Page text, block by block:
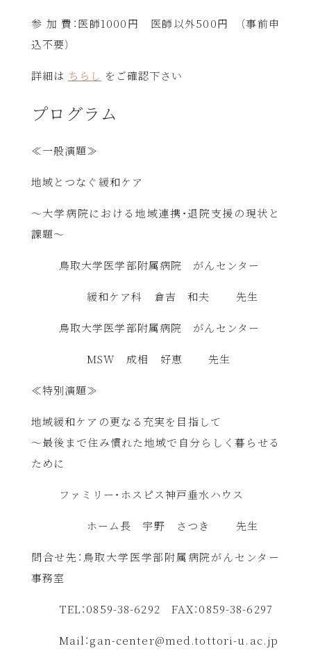
参 加 費：医師1000円 医師以外500円 （事前申
込不要）
詳細は ちらし をご確認下さい
プログラム
≪一般演題≫
地域とつなぐ緩和ケア
～大学病院における地域連携・退院支援の現状と
課題～
鳥取大学医学部附属病院 がんセンター
緩和ケア科 倉吉 和夫 先生
鳥取大学医学部附属病院 がんセンター
MSW 成相 好恵 先生
≪特別演題≫
地域緩和ケアの更なる充実を目指して
～最後まで住み慣れた地域で自分らしく暮らせる
ために
ファミリー・ホスピス神戸垂水ハウス
ホーム長 宇野 さつき 先生
問合せ先：鳥取大学医学部附属病院がんセンター
事務室
TEL：0859-38-6292 FAX：0859-38-6297
Mail ：gan-center@med.tottori-u.ac.jp